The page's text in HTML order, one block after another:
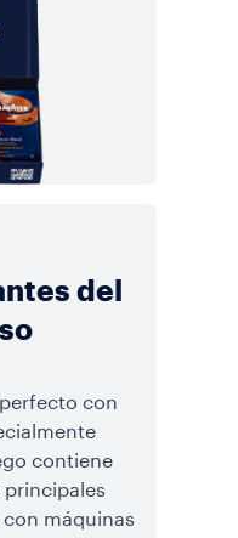
del
con
contiene
máquinas